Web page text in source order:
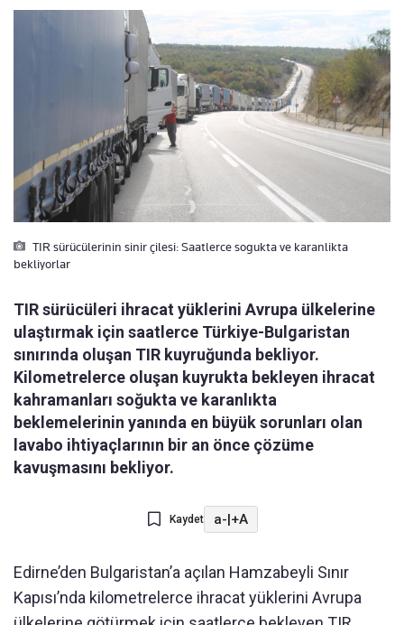
TIR sürücülerinin sinir çilesi: Saatlerce sogukta ve karanlikta
bekliyorlar
TIR sürücüleri ihracat yüklerini Avrupa ülkelerine
ulaştırmak için saatlerce Türkiye-Bulgaristan
sınırında oluşan TIR kuyruğunda bekliyor.
Kilometrelerce oluşan kuyrukta bekleyen ihracat
kahramanları soğukta ve karanlıkta
beklemelerinin yanında en büyük sorunları olan
lavabo ihtiyaçlarının bir an önce çözüme
kavuşmasını bekliyor.
Kaydet a-|+A
Edirne’den Bulgaristan’a açılan Hamzabeyli Sınır
Kapısı’nda kilometrelerce ihracat yüklerini Avrupa